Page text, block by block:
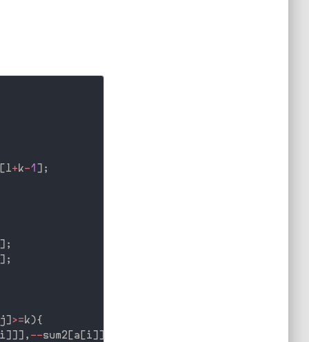
[l+k-1 ] ;
] ;
] ;
j] >=k){
i] ] ] , --sum2 [a [i] ]